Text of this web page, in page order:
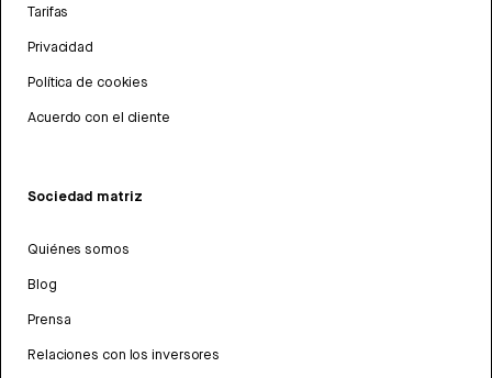
Tarifas
Privacidad
Política de cookies
Acuerdo con el cliente
Sociedad matriz
Quiénes somos
Blog
Prensa
Relaciones con los inversores